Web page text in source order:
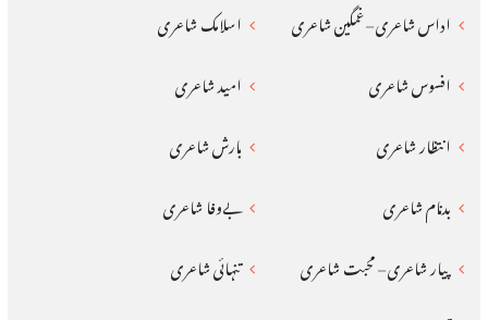
اداس شاعری – غمگین شاعری
اسلامک شاعری
افسوس شاعری
امید شاعری
انتظار شاعری
بارش شاعری
بدنام شاعری
بےوفا شاعری
پیار شاعری – محبت شاعری
تنہائی شاعری